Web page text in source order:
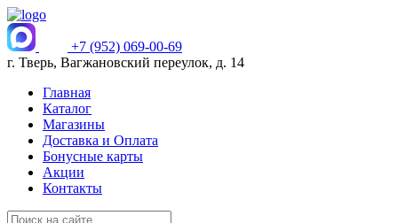
+7 (952) 069-00-69
г. Тверь, Вагжановский переулок, д. 14
Главная
Каталог
Магазины
Доставка и Оплата
Бонусные карты
Акции
Контакты